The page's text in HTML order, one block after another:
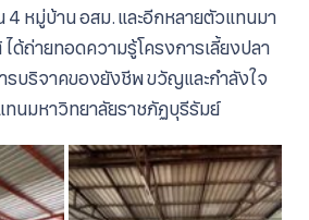
หมู่บ้าน อสม. และอีกหลายตัวแทนมา
ได้ถ่ายทอดความรู้โครงการเลี้ยงปลา
รบริจาคของยังชีพ ขวัญและกำลังใจ
ทนมหาวิทยาลัยราชภัฏบุรีรัมย์